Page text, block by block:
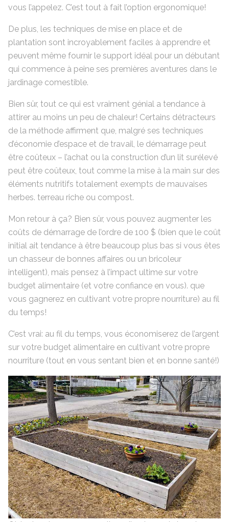
vous l’appelez. C’est tout à fait l’option ergonomique!
De plus, les techniques de mise en place et de
plantation sont incroyablement faciles à apprendre et
peuvent même fournir le support idéal pour un débutant
qui commence à peine ses premières aventures dans le
jardinage comestible.
Bien sûr, tout ce qui est vraiment génial a tendance à
attirer au moins un peu de chaleur! Certains détracteurs
de la méthode affirment que, malgré ses techniques
d’économie d’espace et de travail, le démarrage peut
être coûteux – l’achat ou la construction d’un lit surélevé
peut être coûteux, tout comme la mise à la main sur des
éléments nutritifs totalement exempts de mauvaises
herbes. terreau riche ou compost.
Mon retour à ça? Bien sûr, vous pouvez augmenter les
coûts de démarrage de l’ordre de 100 $ (bien que le coût
initial ait tendance à être beaucoup plus bas si vous êtes
un chasseur de bonnes affaires ou un bricoleur
intelligent), mais pensez à l’impact ultime sur votre
budget alimentaire (et votre confiance en vous). que
vous gagnerez en cultivant votre propre nourriture) au fil
du temps!
C’est vrai: au fil du temps, vous économiserez de l’argent
sur votre budget alimentaire en cultivant votre propre
nourriture (tout en vous sentant bien et en bonne santé!)